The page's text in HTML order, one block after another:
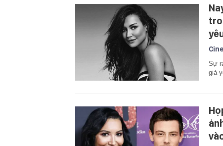
Cine
Sự
giả